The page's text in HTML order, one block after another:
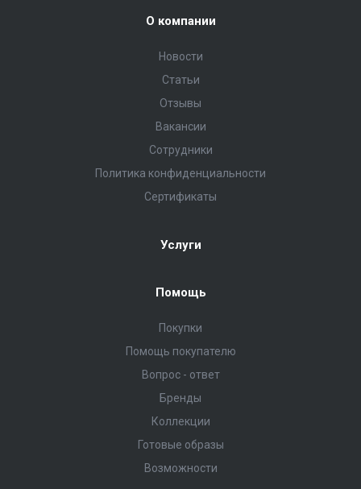
О компании
Новости
Статьи
Отзывы
Вакансии
Сотрудники
Политика конфиденциальности
Сертификаты
Услуги
Помощь
Покупки
Помощь покупателю
Вопрос - ответ
Бренды
Коллекции
Готовые образы
Возможности